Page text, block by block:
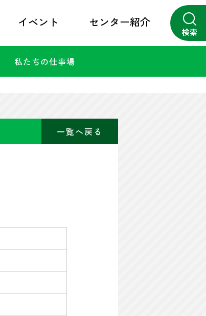
検索
イベント センター紹介
私たちの仕事場
一覧へ戻る